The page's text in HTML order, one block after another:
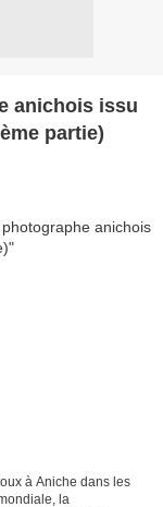
anichois issu
partie)
à Aniche dans les
la